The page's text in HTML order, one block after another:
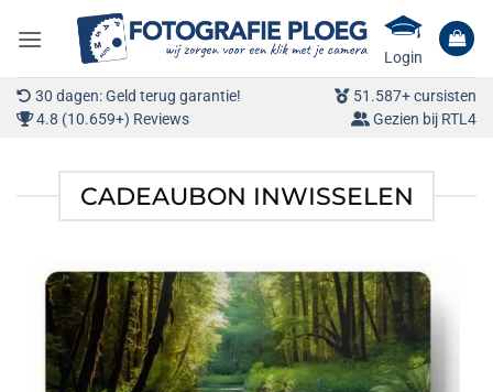
naar
Login
30 dagen: Geld terug garantie!
51.587+ cursisten
4.8 (10.659+) Reviews
Gezien bij RTL4
CADEAUBON INWISSELEN